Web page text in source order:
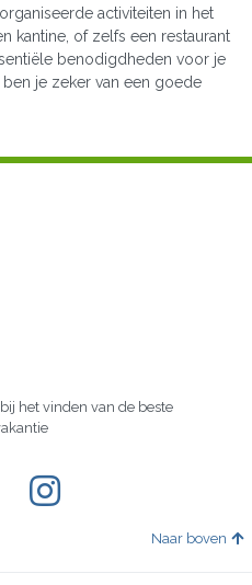
activiteiten in het
kantine, of zelfs een restaurant
benodigdheden voor je
je zeker van een goede
het vinden van de beste
Naar boven